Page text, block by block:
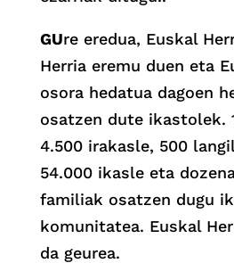
GUre eredua, Euskal
Herria eremu duen eta
osora hedatua dagoen
osatzen dute ikastolek.
4.500 irakasle, 500
54.000 ikasle eta
familiak osatzen dugu
komunitatea. Euskal
da geurea.